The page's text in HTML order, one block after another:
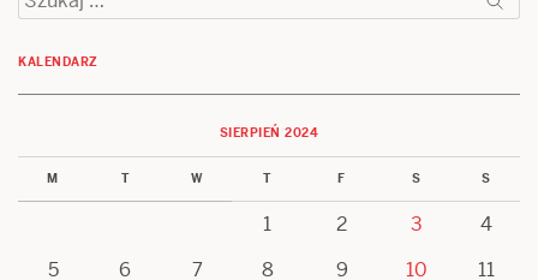
KALENDARZ
SIERPIEŃ 2024
M T W T F S S
1 2 3
4
5
6 7 8 9 10
11